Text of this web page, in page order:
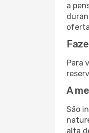
a
Para
A
São
alta